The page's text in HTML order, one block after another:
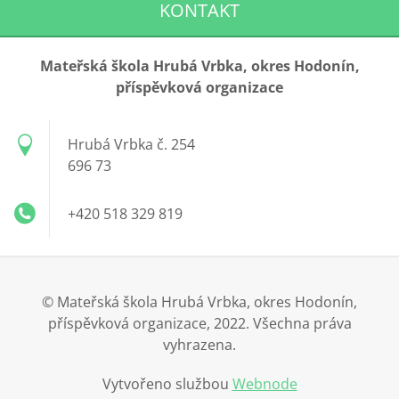
KONTAKT
Mateřská škola Hrubá Vrbka, okres Hodonín,
příspěvková organizace
Hrubá Vrbka č. 254
696 73
+420 518 329 819
© Mateřská škola Hrubá Vrbka, okres Hodonín,
příspěvková organizace, 2022. Všechna práva
vyhrazena.
Vytvořeno službou Webnode